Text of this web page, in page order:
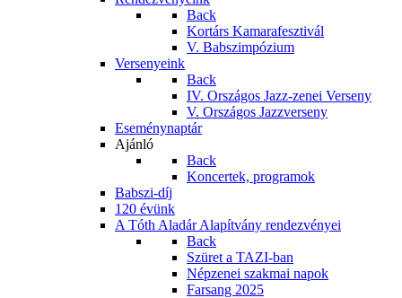
Back
Kortárs Kamarafesztivál
V. Babszimpózium
Versenyeink
Back
IV. Országos Jazz-zenei Verseny
V. Országos Jazzverseny
Eseménynaptár
Ajánló
Back
Koncertek, programok
Babszi-díj
120 évünk
A Tóth Aladár Alapítvány rendezvényei
Back
Szüret a TAZI-ban
Népzenei szakmai napok
Farsang 2025